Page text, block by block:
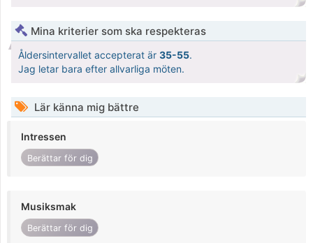
Mina kriterier som ska respekteras
Åldersintervallet accepterat är 35-55.
Jag letar bara efter allvarliga möten.
Lär känna mig bättre
Intressen
Berättar för dig
Musiksmak
Berättar för dig